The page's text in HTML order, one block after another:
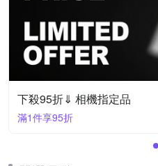
下殺95折⇓ 相機指定品
滿1件享95折